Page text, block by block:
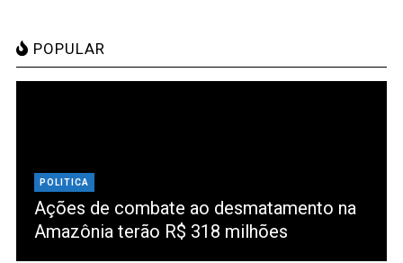
POPULAR
POLITICA
Ações de combate ao desmatamento na
Amazônia terão R$ 318 milhões